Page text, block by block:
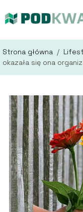
Strona główna /
okazała się ona